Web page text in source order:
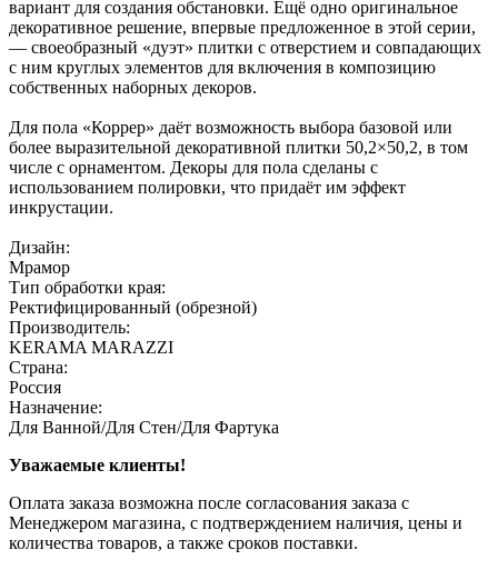
вариант для создания обстановки. Ещё одно оригинальное
декоративное решение, впервые предложенное в этой серии,
— своеобразный «дуэт» плитки с отверстием и совпадающих
с ним круглых элементов для включения в композицию
собственных наборных декоров.
Для пола «Коррер» даёт возможность выбора базовой или
более выразительной декоративной плитки 50,2×50,2, в том
числе с орнаментом. Декоры для пола сделаны с
использованием полировки, что придаёт им эффект
инкрустации.
Дизайн:
Мрамор
Тип обработки края:
Ректифицированный (обрезной)
Производитель:
KERAMA MARAZZI
Страна:
Россия
Назначение:
Для Ванной/Для Стен/Для Фартука
Уважаемые клиенты!
Оплата заказа возможна после согласования заказа с
Менеджером магазина, с подтверждением наличия, цены и
количества товаров, а также сроков поставки.